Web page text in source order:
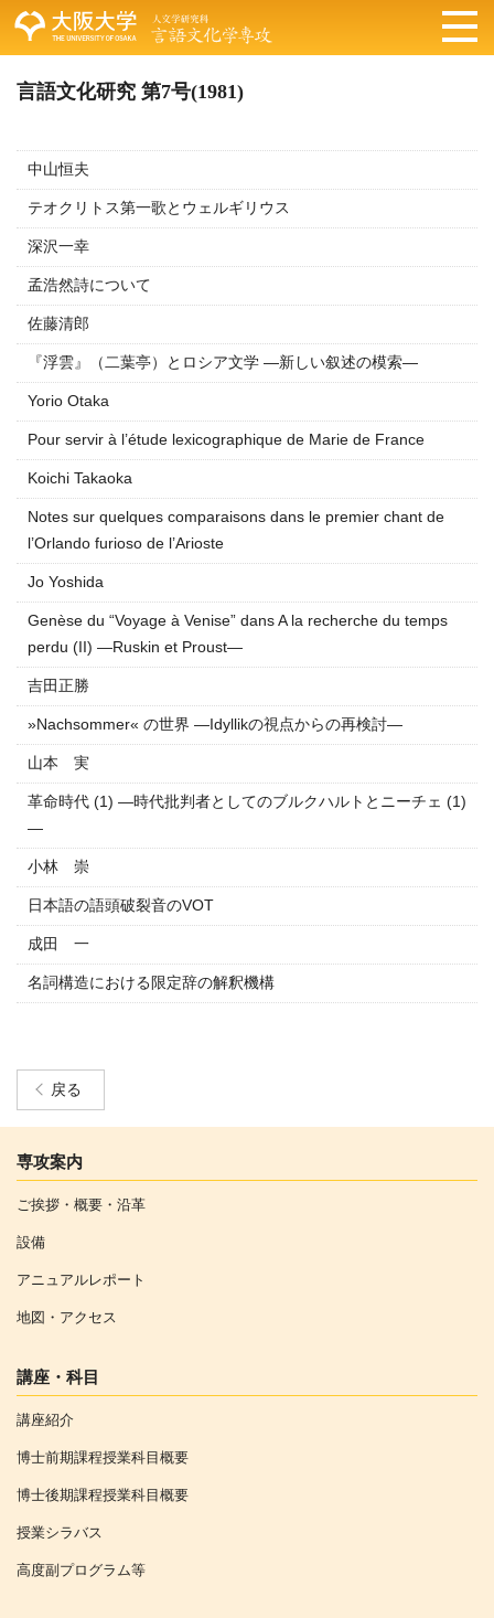
言語文化研究 第7号(1981)
中山恒夫
テオクリトス第一歌とウェルギリウス
深沢一幸
孟浩然詩について
佐藤清郎
『浮雲』（二葉亭）とロシア文学 —新しい叙述の模索—
Yorio Otaka
Pour servir à l’étude lexicographique de Marie de France
Koichi Takaoka
Notes sur quelques comparaisons dans le premier chant de
l’Orlando furioso de l’Arioste
Jo Yoshida
Genèse du “Voyage à Venise” dans A la recherche du temps
perdu (II) —Ruskin et Proust—
吉田正勝
»Nachsommer« の世界 —Idyllikの視点からの再検討—
山本 実
革命時代 (1) —時代批判者としてのブルクハルトとニーチェ (1)
—
小林 崇
日本語の語頭破裂音のVOT
成田 一
名詞構造における限定辞の解釈機構
戻る
専攻案内
ご挨拶・概要・沿革
設備
アニュアルレポート
地図・アクセス
講座・科目
講座紹介
博士前期課程授業科目概要
博士後期課程授業科目概要
授業シラバス
高度副プログラム等